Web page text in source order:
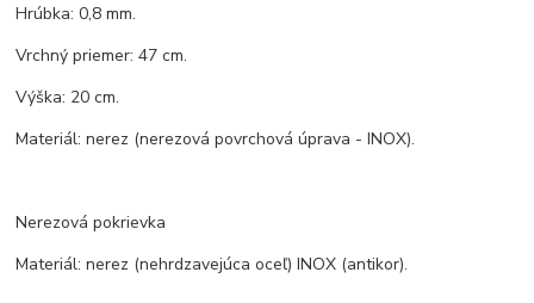
Hrúbka: 0,8 mm.
Vrchný priemer: 47 cm.
Výška: 20 cm.
Materiál: nerez (nerezová povrchová úprava - INOX).
Nerezová pokrievka
Materiál: nerez (nehrdzavejúca oceľ) INOX (antikor).